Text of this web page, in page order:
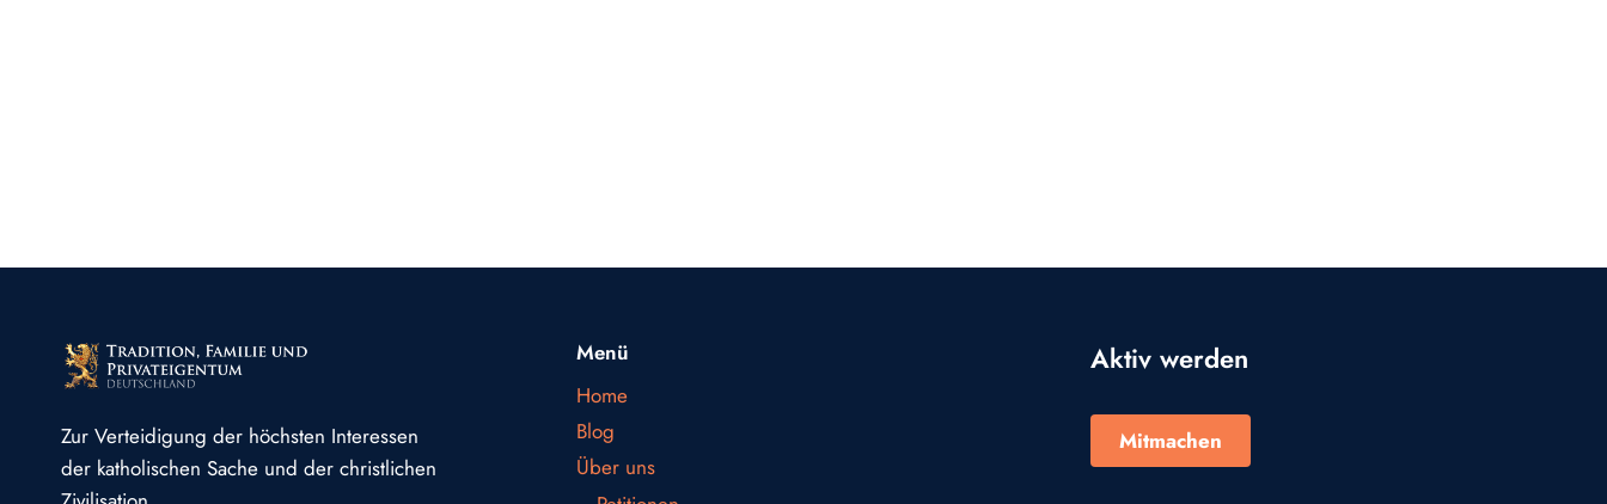
Zur Verteidigung der höchsten Interessen
der katholischen Sache und der christlichen
Menü
Home
Blog
Über uns
Aktiv werden
Mitmachen